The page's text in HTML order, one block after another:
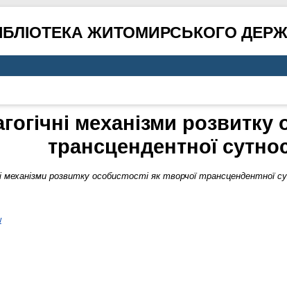
ЖИТОМИРСЬКОГО
механізми розвитку
трансцендентної
механізми розвитку особистості як творчої трансцендентної